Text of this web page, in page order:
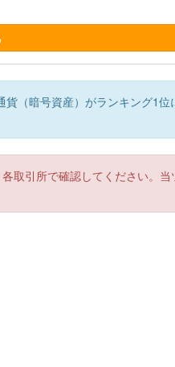
（暗号資産）がランキング1
取引所で確認してください。